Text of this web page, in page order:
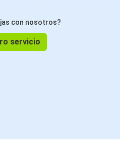
con nosotros?
servicio